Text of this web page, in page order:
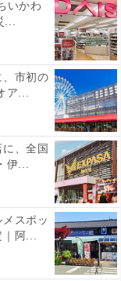
いかわ
、市初の
ア...
、全国
伊...
スポッ
阿...